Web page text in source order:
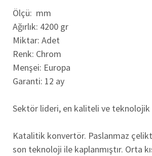
Ölçü: mm
Ağırlık: 4200 gr
Miktar: Adet
Renk: Chrom
Menşei: Europa
Garanti: 12 ay
Sektör lideri, en kaliteli ve
Katalitik konvertör. Paslanmaz
son teknoloji ile kaplanmıştır. Orta